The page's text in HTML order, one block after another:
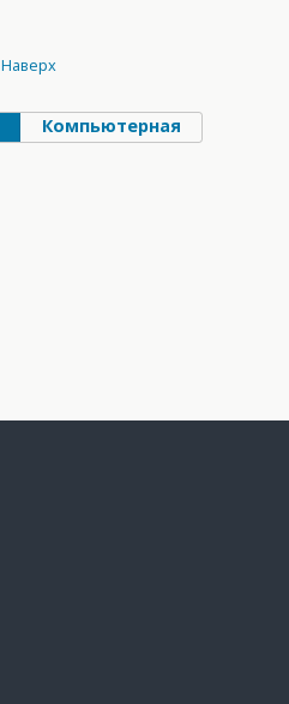
Наверх
Компьютерная